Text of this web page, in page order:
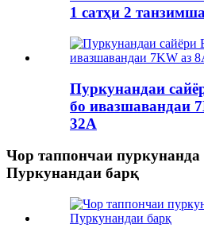
1 сатҳи 2
Пуркунандаи
бо ивазшавандаи
32A
Чор таппончаи
Пуркунандаи барқ